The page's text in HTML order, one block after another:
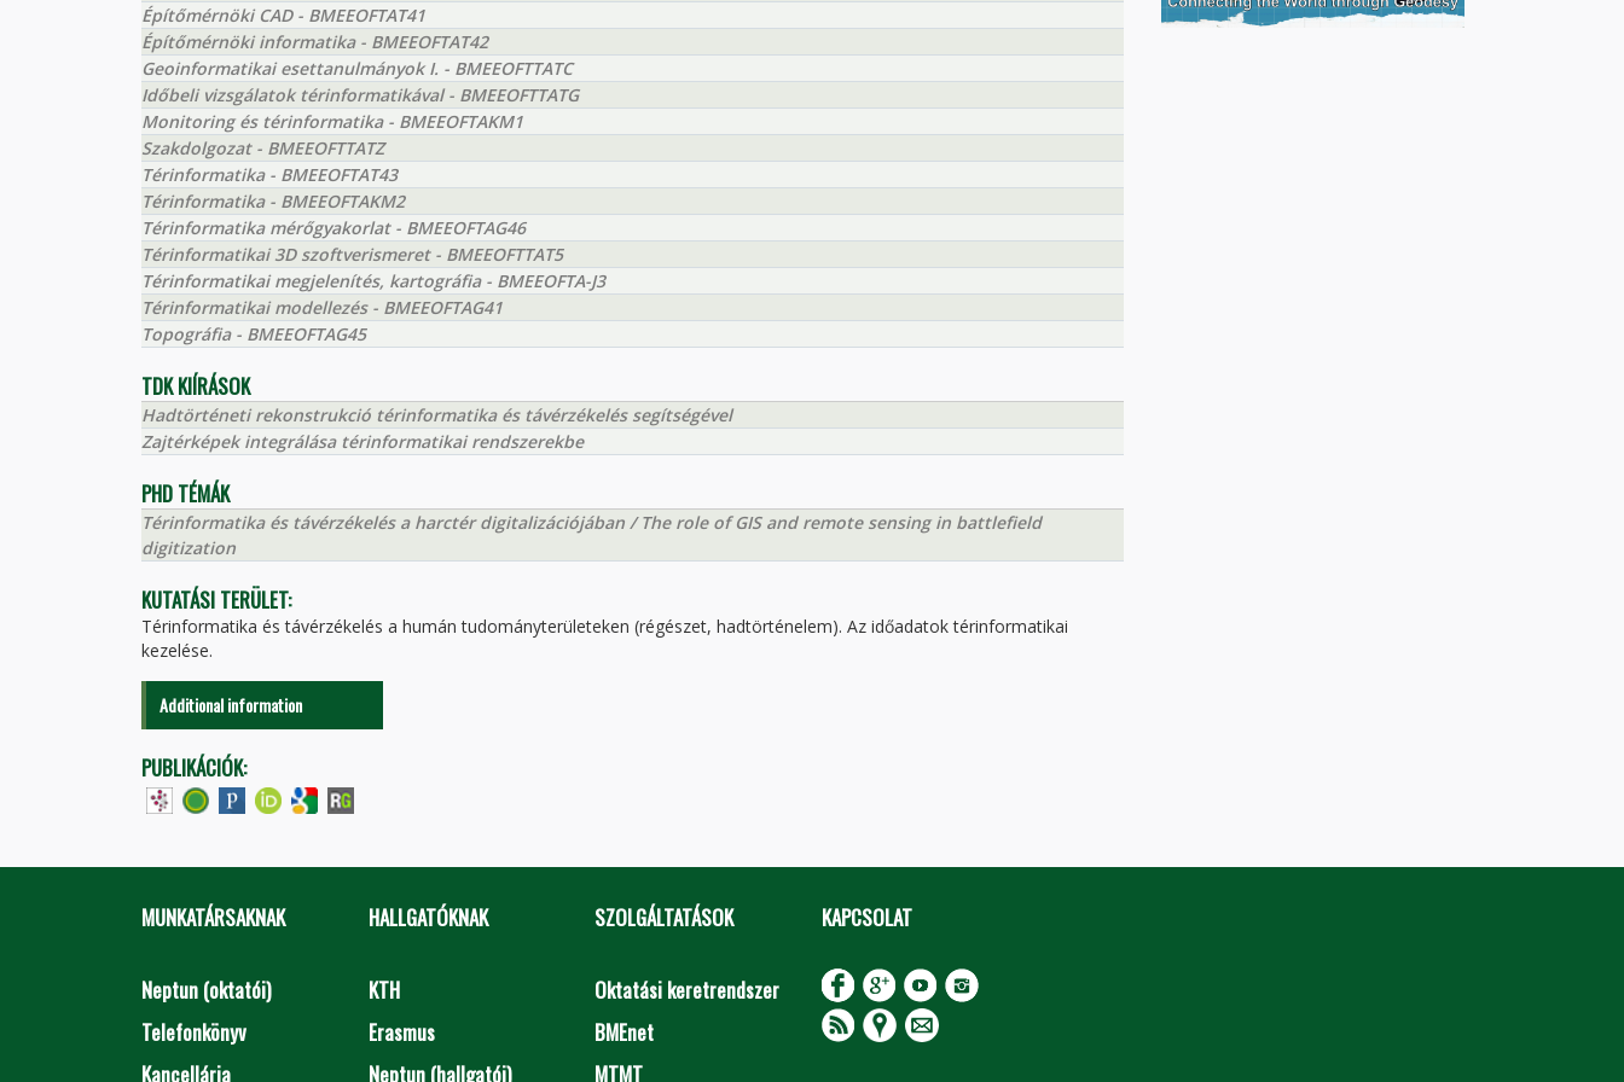
Építőmérnöki CAD - BMEEOFTAT41
Építőmérnöki informatika - BMEEOFTAT42
Geoinformatikai esettanulmányok I. - BMEEOFTTATC
Időbeli vizsgálatok térinformatikával - BMEEOFTTATG
Monitoring és térinformatika - BMEEOFTAKM1
Szakdolgozat - BMEEOFTTATZ
Térinformatika - BMEEOFTAT43
Térinformatika - BMEEOFTAKM2
Térinformatika mérőgyakorlat - BMEEOFTAG46
Térinformatikai 3D szoftverismeret - BMEEOFTTAT5
Térinformatikai megjelenítés, kartográfia - BMEEOFTA-J3
Térinformatikai modellezés - BMEEOFTAG41
Topográfia - BMEEOFTAG45
TDK KIÍRÁSOK
Hadtörténeti rekonstrukció térinformatika és távérzékelés segítségével
Zajtérképek integrálása térinformatikai rendszerekbe
PHD TÉMÁK
Térinformatika és távérzékelés a harctér digitalizációjában / The role of GIS and remote sensing in battlefield
digitization
KUTATÁSI TERÜLET:
Térinformatika és távérzékelés a humán tudományterületeken (régészet, hadtörténelem). Az időadatok térinformatikai
kezelése.
Additional information
PUBLIKÁCIÓK:
MUNKATÁRSAKNAK
Neptun (oktatói)
Telefonkönyv
Kancellária
HALLGATÓKNAK
KTH
Erasmus
Neptun (hallgatói)
SZOLGÁLTATÁSOK
Oktatási keretrendszer
BMEnet
MTMT
KAPCSOLAT